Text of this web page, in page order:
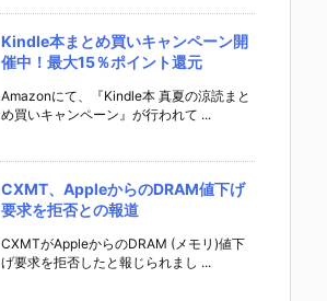
Kindle本まとめ買いキャンペーン開
催中！最大15％ポイント還元
Amazonにて、『Kindle本 真夏の涼読まと
め買いキャンペーン』が行われて ...
CXMT、AppleからのDRAM値下げ
要求を拒否との報道
CXMTがAppleからのDRAM (メモリ)値下
げ要求を拒否したと報じられまし ...